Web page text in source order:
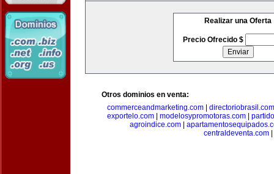
Realizar una Oferta
Precio Ofrecido $
Otros dominios en venta:
commerceandmarketing.com| directoriobrasil.com
exportelo.com
modelosypromotoras.com
agroindice.com
centraldeventa.com|